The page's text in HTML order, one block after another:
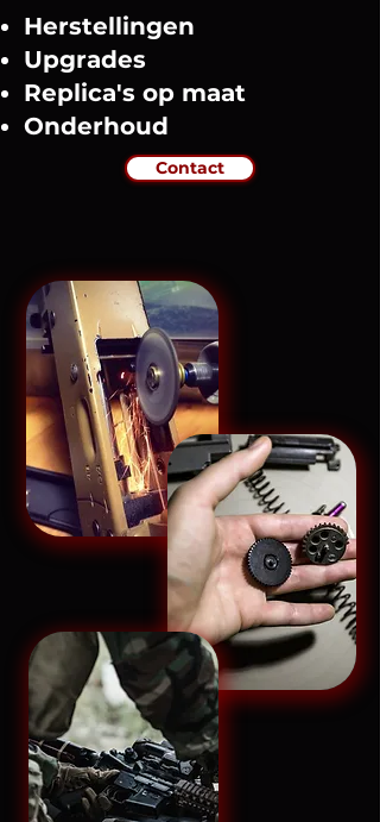
Herstellingen
Upgrades
Replica's op maat
Onderhoud
Contact